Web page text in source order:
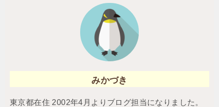
みかづき
東京都在住 2002年4月よりブログ担当になりました。